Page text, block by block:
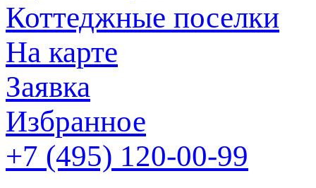
Коттеджные поселки
На карте
Заявка
Избранное
+7 (495) 120-00-99